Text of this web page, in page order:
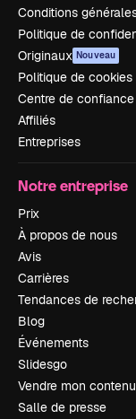
Conditions
Politique de
Originaux Nouveau
Politique de cookies
Centre de confiance
Affiliés
Entreprises
Notre entreprise
Prix
À propos de nous
Avis
Carrières
Tendances de
Blog
Événements
Slidesgo
Vendre mon contenu
Salle de presse